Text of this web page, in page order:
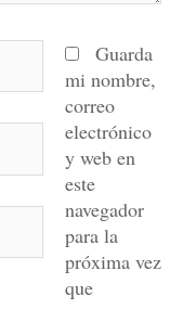
Guarda
mi nombre,
correo
electrónico
y web en
este
navegador
para la
próxima vez
que